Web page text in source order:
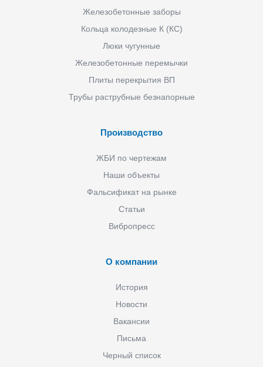
Железобетонные заборы
Кольца колодезные К (КС)
Люки чугунные
Железобетонные перемычки
Плиты перекрытия ВП
Трубы раструбные безнапорные
Производство
ЖБИ по чертежам
Наши объекты
Фальсификат на рынке
Статьи
Вибропресс
О компании
История
Новости
Вакансии
Письма
Черный список